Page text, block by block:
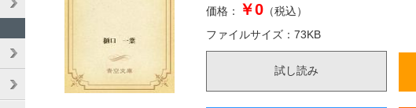
価格： ￥0 （税込）
ファイルサイズ： 73KB
試し読み